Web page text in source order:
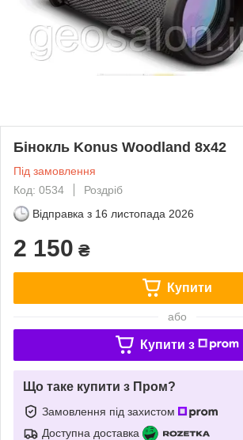
Бінокль Konus Woodland 8x42
Під замовлення
Код: 0534
Роздріб
Відправка з 16 листопада 2026
2 150 ₴
Купити
або
Купити з
Що таке купити з Пром?
Замовлення під захистом
Доступна доставка